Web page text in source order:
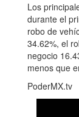
Los
durante el
robo de
34.62%, el
negocio
menos que
PoderMX.tv